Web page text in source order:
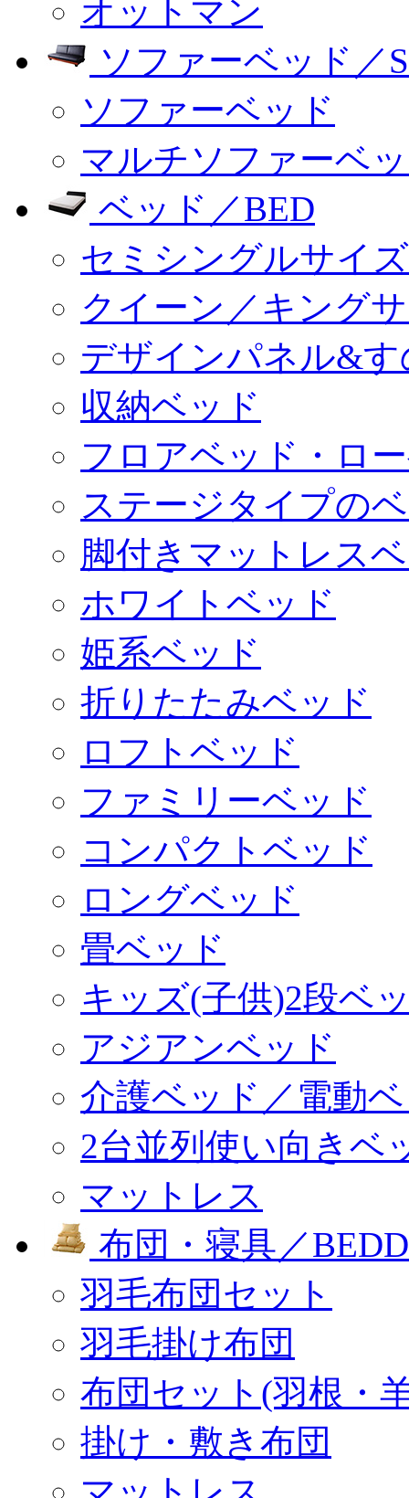
オットマン
ソファーベッド／
ソファーベッド
マルチソファーベ
ベッド／BED
セミシングルサイ
クイーン／キング
デザインパネル&
収納ベッド
フロアベッド・ロ
ステージタイプの
脚付きマットレス
ホワイトベッド
姫系ベッド
折りたたみベッド
ロフトベッド
ファミリーベッド
コンパクトベッド
ロングベッド
畳ベッド
キッズ(子供)2段ベ
アジアンベッド
介護ベッド／電動
2台並列使い向きベ
マットレス
布団・寝具／
羽毛布団セット
羽毛掛け布団
布団セット(羽根・
掛け・敷き布団